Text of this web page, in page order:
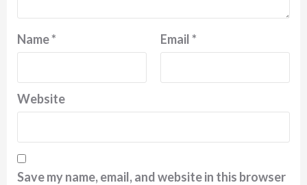
Name* Email*
Website
Save my name, email, and website in this browser